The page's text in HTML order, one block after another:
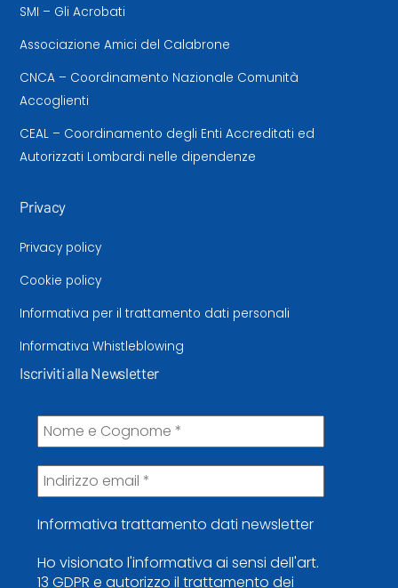
SMI – Gli Acrobati
Associazione Amici del Calabrone
CNCA – Coordinamento Nazionale Comunità
Accoglienti
CEAL – Coordinamento degli Enti Accreditati ed
Autorizzati Lombardi nelle dipendenze
Privacy
Privacy policy
Cookie policy
Informativa per il trattamento dati personali
Informativa Whistleblowing
Iscriviti alla Newsletter
Informativa trattamento dati newsletter
Ho visionato l'informativa ai sensi dell'art.
13 GDPR e autorizzo il trattamento dei